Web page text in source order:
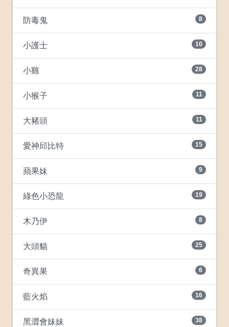
防毒鬼 8
小護士 10
小雞 28
小猴子 11
大豬頭 11
愛神邱比特 15
蘋果妹 9
綠色小恐龍 19
木乃伊 8
大頭貓 25
奇異果 6
藍火焰 16
黑澀會妹妹 38